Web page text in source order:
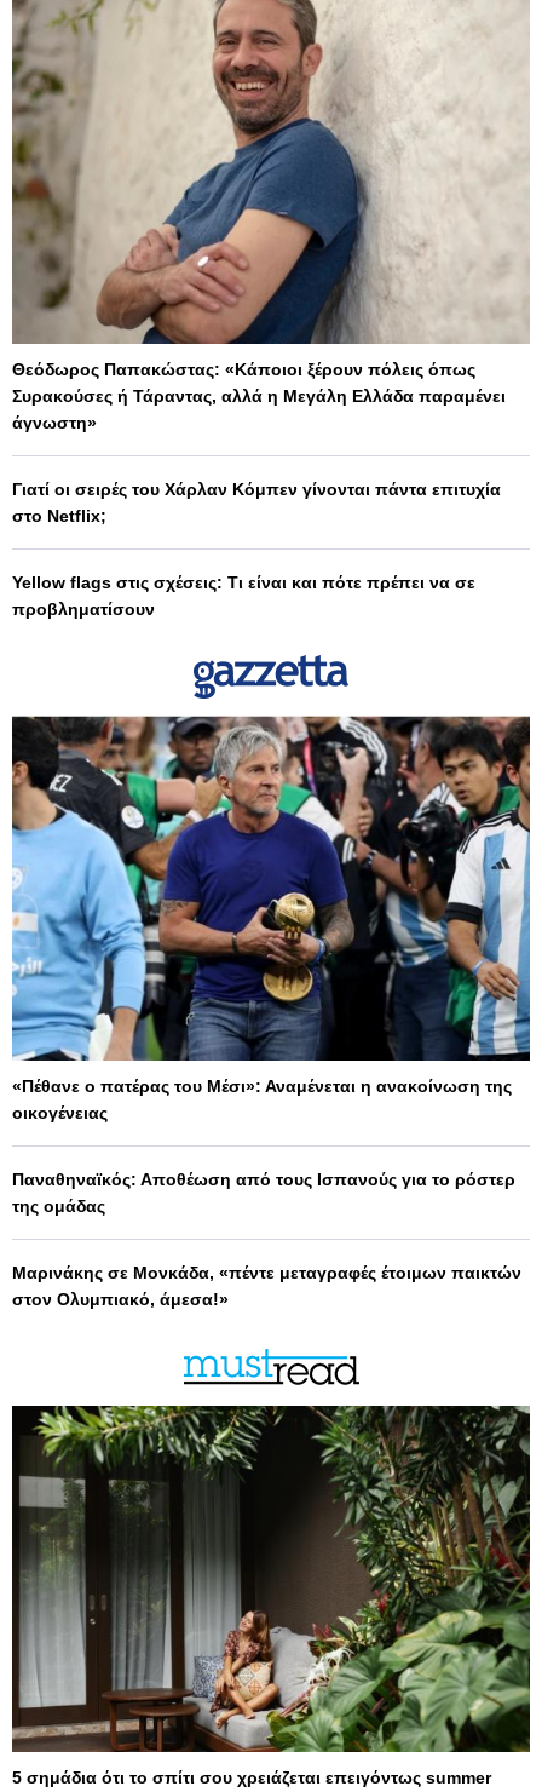
Θεόδωρος Παπακώστας: «Κάποιοι ξέρουν πόλεις όπως
Συρακούσες ή Τάραντας, αλλά η Μεγάλη Ελλάδα παραμένει
άγνωστη»
Γιατί οι σειρές του Χάρλαν Κόμπεν γίνονται πάντα επιτυχία
στο Netflix;
Yellow flags στις σχέσεις: Τι είναι και πότε πρέπει να σε
προβληματίσουν
«Πέθανε ο πατέρας του Μέσι»: Αναμένεται η ανακοίνωση της
οικογένειας
Παναθηναϊκός: Αποθέωση από τους Ισπανούς για το ρόστερ
της ομάδας
Μαρινάκης σε Μονκάδα, «πέντε μεταγραφές έτοιμων παικτών
στον Ολυμπιακό, άμεσα!»
5 σημάδια ότι το σπίτι σου χρειάζεται επειγόντως summer